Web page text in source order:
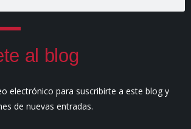
al blog
electrónico para suscribirte a este blog y
de nuevas entradas.